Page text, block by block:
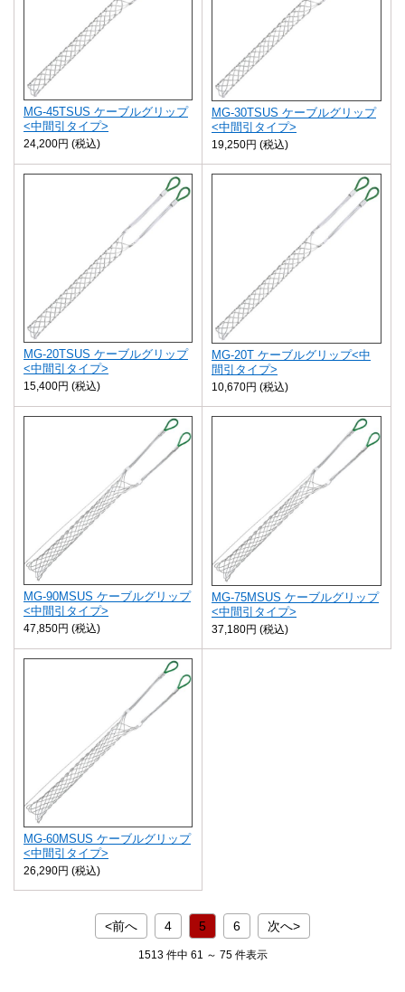
MG-45TSUS ケーブルグリップ
<中間引タイプ>
24,200円 (税込)
MG-30TSUS ケーブルグリップ
<中間引タイプ>
19,250円 (税込)
MG-20TSUS ケーブルグリップ
<中間引タイプ>
15,400円 (税込)
MG-20T ケーブルグリップ<中
間引タイプ>
10,670円 (税込)
MG-90MSUS ケーブルグリップ
<中間引タイプ>
47,850円 (税込)
MG-75MSUS ケーブルグリップ
<中間引タイプ>
37,180円 (税込)
MG-60MSUS ケーブルグリップ
<中間引タイプ>
26,290円 (税込)
<前へ 4 5 6 次へ>
1513 件中 61 ～ 75 件表示